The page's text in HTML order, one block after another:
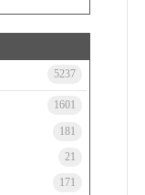
5237
1601
181
21
171